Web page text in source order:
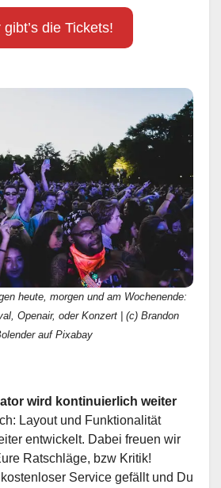
gibt’s die Tickets!
heute, morgen und am Wochenende:
Openair, oder Konzert | (c) Brandon
auf Pixabay
wird kontinuierlich weiter
Layout und Funktionalität
entwickelt. Dabei freuen wir
Ratschläge, bzw Kritik!
Service gefällt und Du